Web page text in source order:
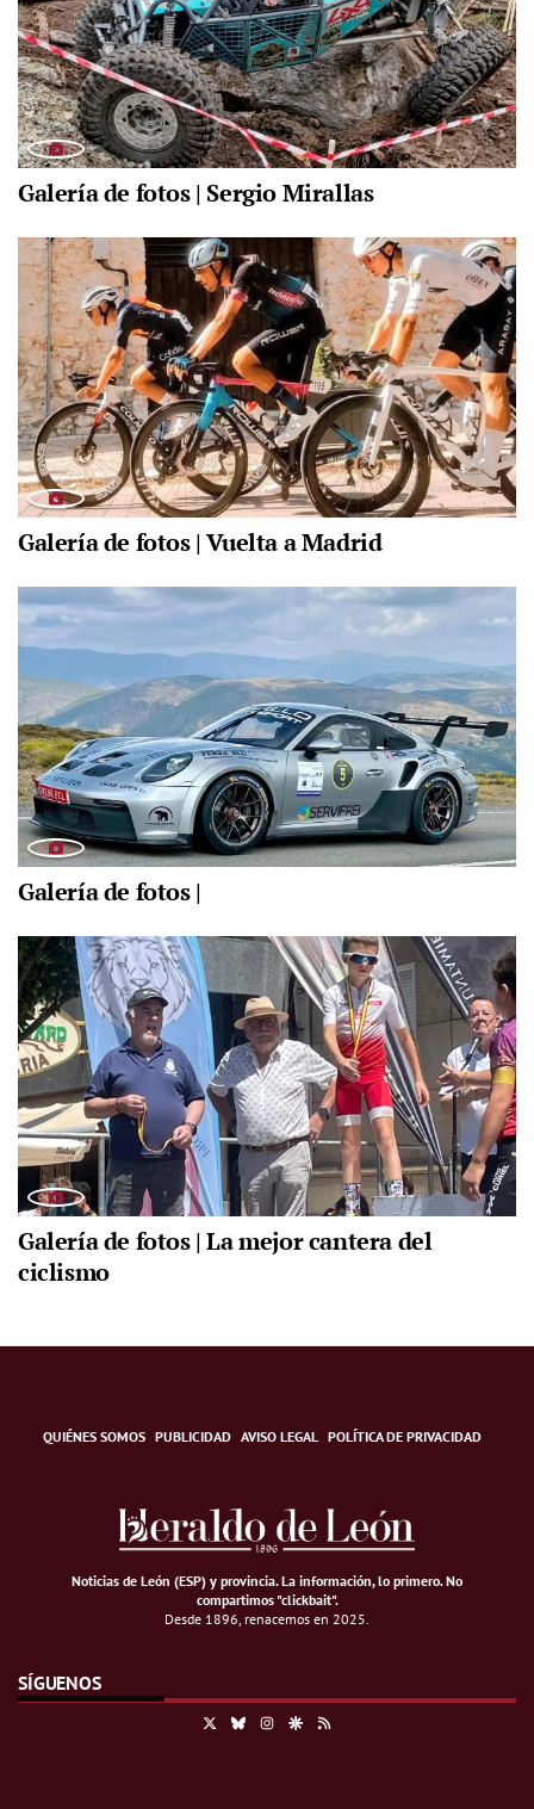
Galería de fotos | Sergio Mirallas
Galería de fotos | Vuelta a Madrid
Galería de fotos |
Galería de fotos | La mejor cantera del
ciclismo
QUIÉNES SOMOS PUBLICIDAD AVISO LEGAL POLÍTICA DE PRIVACIDAD
Noticias de León (ESP) y provincia. La información, lo primero.No
compartimos "clickbait".
Desde 1896, renacemos en 2025.
SÍGUENOS
BlueskyInstagramGoogle Discover